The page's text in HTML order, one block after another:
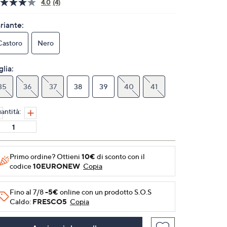
4.0 Leggi
Stesso
alla
pagina.
(4)
Nero
36 37 38 39 40 41
Primo ordine? Ottieni 10€ di sconto con il
codice10EURONEW Copia
Fino al 7/8-5€ online con un prodotto S.O.S
Caldo: FRESCO5 Copia